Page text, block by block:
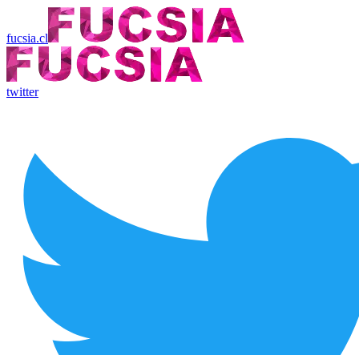
fucsia.cl
twitter